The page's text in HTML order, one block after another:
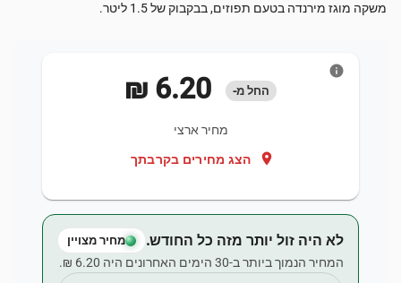
משקה מוגז מירנדה בטעם תפוזים, בבקבוק של 1.5 ליטר.
החל מ-
מחיר ארצי
location_on הצג מחירים בקרבתך
info
לא היה זול יותר מזה כל החודש. מחיר מצויין
המחיר הנמוך ביותר ב-30 הימים האחרונים היה ‏6.20 ‏₪.